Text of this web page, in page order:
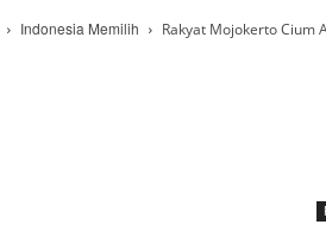
Indonesia Memilih Rakyat Mojokerto Cium